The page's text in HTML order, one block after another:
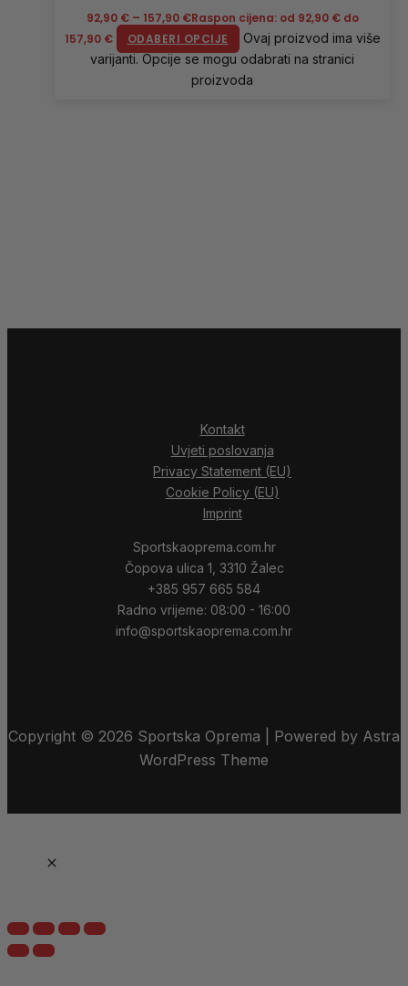
92,90 € – 157,90 €Raspon cijena: od 92,90 € do
157,90 €
ODABERI OPCIJE
Ovaj proizvod ima više
varijanti. Opcije se mogu odabrati na stranici
proizvoda
Kontakt
Uvjeti poslovanja
Privacy Statement (EU)
Cookie Policy (EU)
Imprint
Sportskaoprema.com.hr
Čopova ulica 1, 3310 Žalec
+385 957 665 584
Radno vrijeme: 08:00 - 16:00
info@sportskaoprema.com.hr
Copyright © 2026 Sportska Oprema | Powered by Astra
WordPress Theme